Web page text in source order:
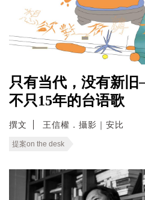
只有当代，没有新
不只15年的台语歌
撰文 王信權．攝影｜安比
提案on the desk